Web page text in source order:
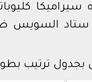
سيراميكا
ترتيب بطولة